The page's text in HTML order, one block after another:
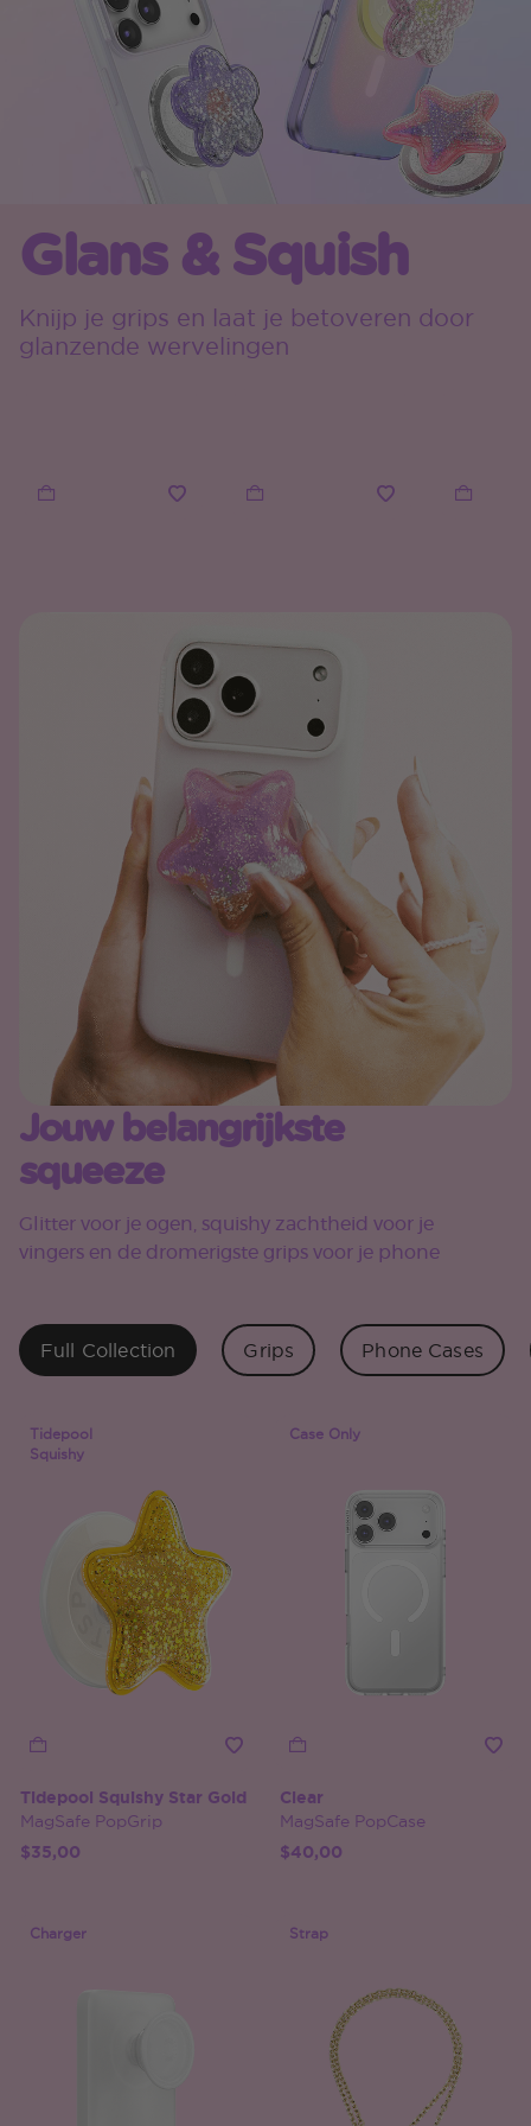
Glans & Squish
Knijp je grips en laat je betoveren door
glanzende wervelingen
Jouw belangrijkste
squeeze
Glitter voor je ogen, squishy zachtheid voor je
vingers en de dromerigste grips voor je phone
Full Collection Grips Phone Cases
Tidepool
Squishy
Tidepool Squishy Star Gold
MagSafe PopGrip
$35,00
Case Only
Clear
MagSafe PopCase
$40,00
Charger Strap